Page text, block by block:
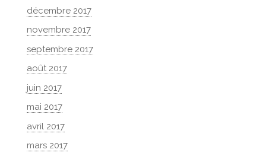
décembre 2017
novembre 2017
septembre 2017
août 2017
juin 2017
mai 2017
avril 2017
mars 2017